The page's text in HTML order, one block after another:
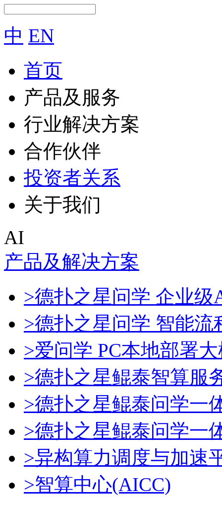
中 EN
首页
产品及服务
行业解决方案
合作伙伴
投资者关系
关于我们
AI
产品及解决方案
>德扑之星问学 企业级
>德扑之星问学 智能流
>爱问学 PC本地部署
>德扑之星鲲泰智算服
>德扑之星鲲泰问学一
>德扑之星鲲泰问学一
>异构算力调度与加速
>智算中心(AICC)